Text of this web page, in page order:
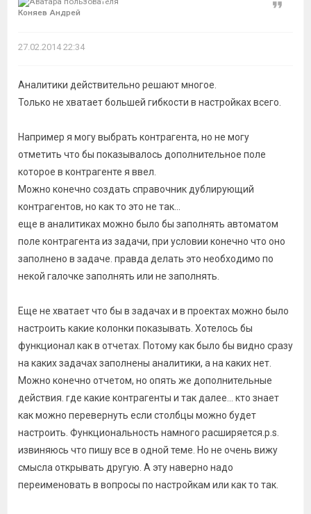
Коняев Андрей
Цитата
27.02.2014 22:34
Аналитики действительно решают многое.
Только не хватает большей гибкости в настройках всего.
Например я могу выбрать контрагента, но не могу
отметить что бы показывалось дополнительное поле
которое в контрагенте я ввел.
Можно конечно создать справочник дублирующий
контрагентов, но как то это не так...
еще в аналитиках можно было бы заполнять автоматом
поле контрагента из задачи, при условии конечно что оно
заполнено в задаче. правда делать это необходимо по
некой галочке заполнять или не заполнять.
Еще не хватает что бы в задачах и в проектах можно было
настроить какие колонки показывать. Хотелось бы
функционал как в отчетах. Потому как было бы видно сразу
на каких задачах заполнены аналитики, а на каких нет.
Можно конечно отчетом, но опять же дополнительные
действия. где какие контрагенты и так далее... кто знает
как можно перевернуть если столбцы можно будет
настроить. Функциональность намного расширяется.p.s.
извиняюсь что пишу все в одной теме. Но не очень вижу
смысла открывать другую. А эту наверно надо
переименовать в вопросы по настройкам или как то так.